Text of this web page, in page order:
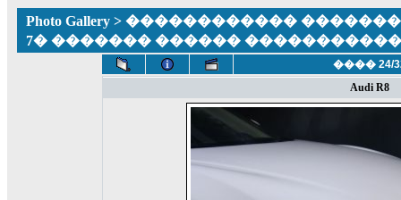
Photo Gallery > ������������ ��������
7� ������� ������ �����������
���� 24/
Audi R8